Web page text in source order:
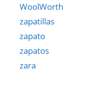
WoolWorth
zapatillas
zapato
zapatos
zara